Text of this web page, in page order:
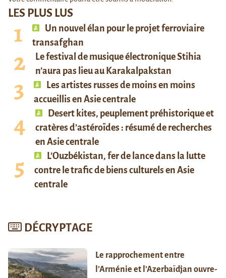
LES PLUS LUS
Un nouvel élan pour le projet ferroviaire
transafghan
Le festival de musique électronique Stihia
n’aura pas lieu au Karakalpakstan
Les artistes russes de moins en moins
accueillis en Asie centrale
Desert kites, peuplement préhistorique et
cratères d’astéroïdes : résumé de recherches
en Asie centrale
L’Ouzbékistan, fer de lance dans la lutte
contre le trafic de biens culturels en Asie
centrale
DÉCRYPTAGE
Le rapprochement entre
l’Arménie et l’Azerbaïdjan ouvre-